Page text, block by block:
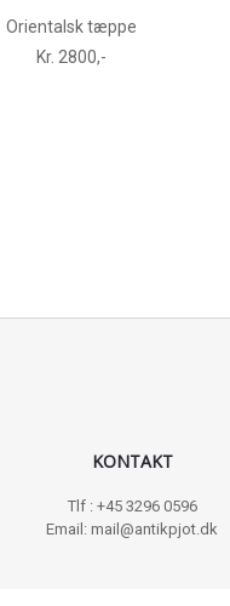
Orientalsk tæppe
Kr. 2800,-
KONTAKT
Tlf : +45 3296 0596
Email: mail@antikpjot.dk